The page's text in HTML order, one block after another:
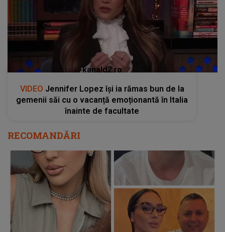
kanald2.ro
VIDEO Jennifer Lopez își ia rămas bun de la
gemenii săi cu o vacanță emoționantă în Italia
înainte de facultate
RECOMANDĂRI